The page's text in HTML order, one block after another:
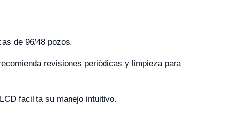
de 96/48 pozos.
revisiones periódicas y limpieza para
facilita su manejo intuitivo.